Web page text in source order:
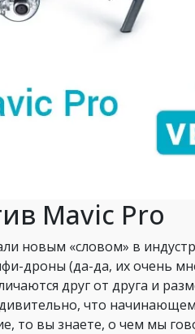
Mavic Pro
новым «словом» в
дроны (да-да, их очень
друг от друга и
что
то вы знаете, о чем мы